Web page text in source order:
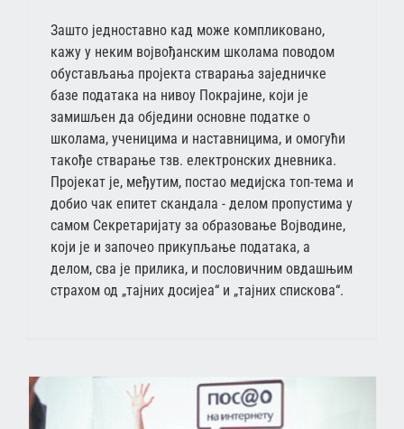
Зашто једноставно кад може компликовано,
кажу у неким војвођанским школама поводом
обустављања пројекта стварања заједничке
базе података на нивоу Покрајине, који је
замишљен да обједини основне податке о
школама, ученицима и наставницима, и омогући
такође стварање тзв. електронских дневника.
Пројекат је, међутим, постао медијска топ-тема и
добио чак епитет скандала - делом пропустима у
самом Секретаријату за образовање Војводине,
који је и започео прикупљање података, а
делом, сва је прилика, и пословичним овдашњим
страхом од „тајних досијеа“ и „тајних спискова“.